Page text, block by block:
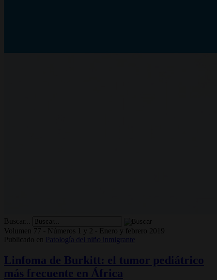
Buscar...
Volumen 77 - Números 1 y 2 - Enero y febrero 2019
Publicado en
Patología del niño inmigrante
Linfoma de Burkitt: el tumor pediátrico
más frecuente en África